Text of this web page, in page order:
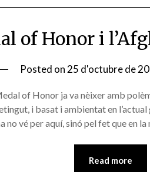
of Honor i
Posted on 25 d'octubre de
of Honor ja va nèixer amb
i basat i ambientat en l’actual
no vé per aquí, sinó pel fet que en
Read more